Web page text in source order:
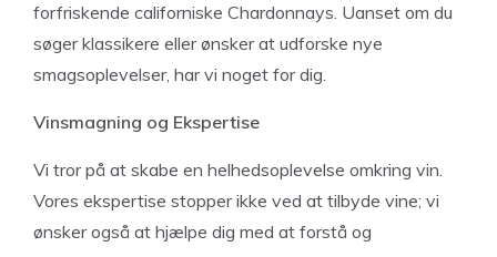
forfriskende californiske Chardonnays. Uanset om du
søger klassikere eller ønsker at udforske nye
smagsoplevelser, har vi noget for dig.
Vinsmagning og Ekspertise
Vi tror på at skabe en helhedsoplevelse omkring vin.
Vores ekspertise stopper ikke ved at tilbyde vine; vi
ønsker også at hjælpe dig med at forstå og